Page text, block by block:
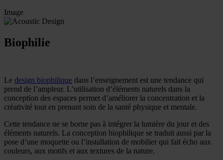
Image
Biophilie
Le design biophilique dans l’enseignement est une tendance qui
prend de l’ampleur. L’utilisation d’éléments naturels dans la
conception des espaces permet d’améliorer la concentration et la
créativité tout en prenant soin de la santé physique et mentale.
Cette tendance ne se borne pas à intégrer la lumière du jour et des
éléments naturels. La conception biophilique se traduit aussi par la
pose d’une moquette ou l’installation de mobilier qui fait écho aux
couleurs, aux motifs et aux textures de la nature.